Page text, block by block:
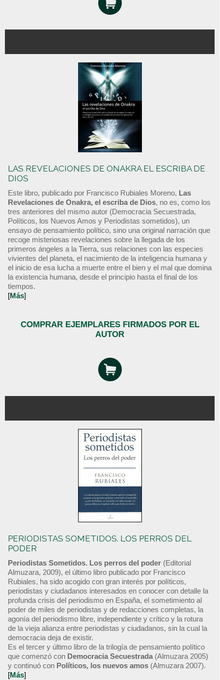
LAS REVELACIONES DE ONAKRA EL ESCRIBA DE
DIOS
Este libro, publicado por Francisco Rubiales Moreno, Las
Revelaciones de Onakra, el escriba de Dios, no es, como los
tres anteriores del mismo autor (Democracia Secuestrada,
Políticos, los Nuevos Amos y Periodistas sometidos), un
ensayo de pensamiento político, sino una original narración que
recoge misteriosas revelaciones sobre la llegada de los
primeros ángeles a la Tierra, sus relaciones con las especies
vivientes del planeta, el nacimiento de la inteligencia humana y
el inicio de esa lucha a muerte entre el bien y el mal que domina
la existencia humana, desde el principio hasta el final de los
tiempos.
[Más]
COMPRAR EJEMPLARES FIRMADOS POR EL
AUTOR
PERIODISTAS SOMETIDOS. LOS PERROS DEL
PODER
Periodistas Sometidos. Los perros del poder (Editorial
Almuzara, 2009), el último libro publicado por Francisco
Rubiales, ha sido acogido con gran interés por políticos,
periodistas y ciudadanos interesados en conocer con detalle la
profunda crisis del periodismo en España, el sometimiento al
poder de miles de periodistas y de redacciones completas, la
agonía del periodismo libre, independiente y crítico y la rotura
de la vieja alianza entre periodistas y ciudadanos, sin la cual la
democracia deja de existir.
Es el tercer y último libro de la trilogía de pensamiento político
que comenzó con Democracia Secuestrada (Almuzara 2005)
y continuó con Políticos, los nuevos amos (Almuzara 2007).
[Más]